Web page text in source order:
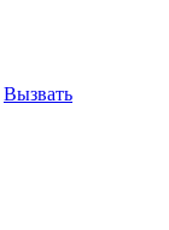
Вызвать